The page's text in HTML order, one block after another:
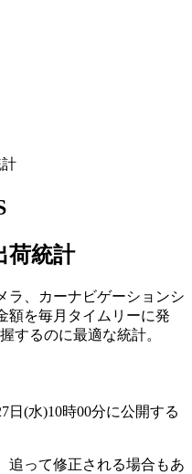
荷統計
ラ、カーナビゲーションシ
額を毎月タイムリーに発
するのに最適な統計。
日(水)10時00分に公開する
って修正される場合もあ